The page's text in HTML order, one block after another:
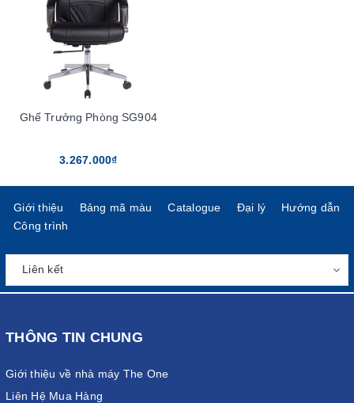
Ghế Trưởng Phòng SG904
3.267.000₫
Giới thiệu Bảng mã màu Catalogue Đại lý
Hướng dẫn
Công trình
THÔNG TIN CHUNG
Giới thiệu về nhà máy The One
Liên Hệ Mua Hàng